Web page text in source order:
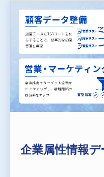
企業属性情報